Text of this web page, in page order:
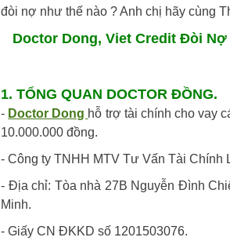
đòi nợ như thế nào ? Anh chị hãy cùng
Doctor Dong, Viet Credit Đòi Nợ
1. TỔNG QUAN DOCTOR ĐỒNG.
- Doctor Dong hỗ trợ tài chính cho vay
10.000.000 đồng.
- Công ty TNHH MTV Tư Vấn Tài Chính
- Địa chỉ: Tòa nhà 27B Nguyễn Đình
Minh.
- Giấy CN ĐKKD số 1201503076.